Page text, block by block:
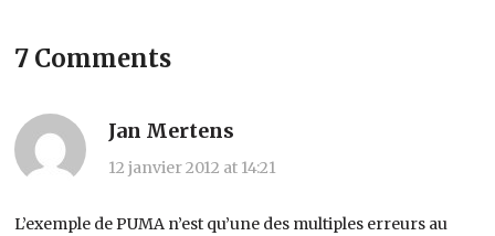
7 Comments
Jan Mertens
12 janvier 2012 at 14:21
L’exemple de PUMA n’est qu’une des multiples erreurs au